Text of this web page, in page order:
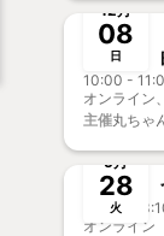
12月
08
日
10:00 -
オンライン
主催丸ちゃ
終了
5月
28
火
12:10 -
オンライ